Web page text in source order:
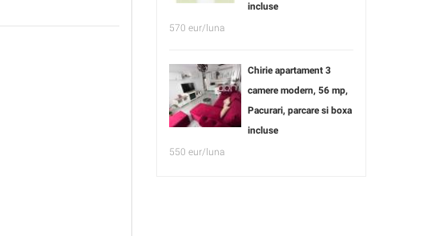
incluse
570 eur/luna
Chirie apartament 3
camere modern, 56 mp,
Pacurari, parcare si boxa
incluse
550 eur/luna